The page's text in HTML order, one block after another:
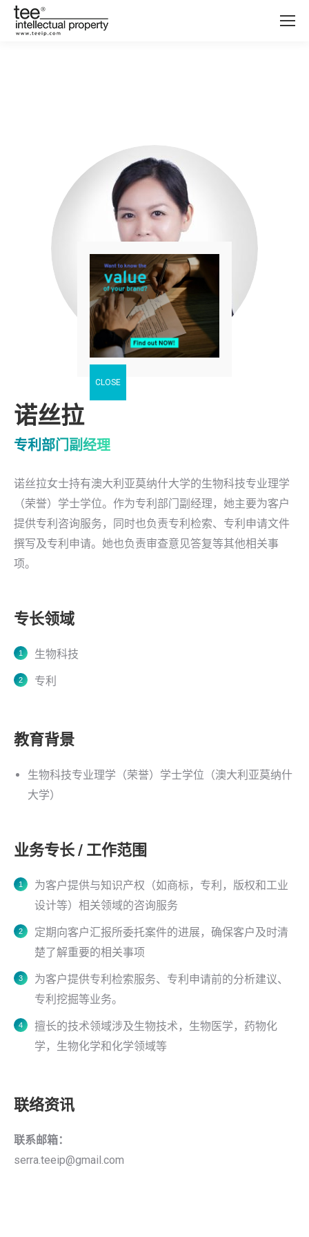
诺丝拉
专利部门副经理
诺丝拉女士持有澳大利亚莫纳什大学的生物科技专业理学
（荣誉）学士学位。作为专利部门副经理，她主要为客户
提供专利咨询服务，同时也负责专利检索、专利申请文件
撰写及专利申请。她也负责审查意见答复等其他相关事
项。
专长领域
生物科技
专利
教育背景
生物科技专业理学（荣誉）学士学位（澳大利亚莫纳什
大学）
业务专长 / 工作范围
为客户提供与知识产权（如商标，专利，版权和工业
设计等）相关领域的咨询服务
定期向客户汇报所委托案件的进展，确保客户及时清
楚了解重要的相关事项
为客户提供专利检索服务、专利申请前的分析建议、
专利挖掘等业务。
擅长的技术领域涉及生物技术，生物医学，药物化
学，生物化学和化学领域等
联络资讯
联系邮箱：
serra.teeip@gmail.com